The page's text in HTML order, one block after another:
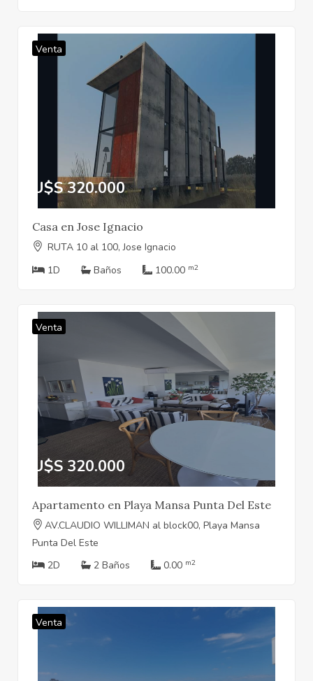
Venta
U$S 320.000
Casa en Jose Ignacio
RUTA 10 al 100, Jose Ignacio
1D
Baños 100.00 m2
Venta
U$S 320.000
Apartamento en Playa Mansa Punta Del Este
AV.CLAUDIO WILLIMAN al block00, Playa Mansa
Punta Del Este
2D
2 Baños 0.00 m2
Venta